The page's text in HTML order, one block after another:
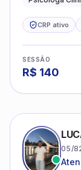
CRP ativo
SESSÃO
R$ 140
05/